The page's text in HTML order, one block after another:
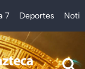
7 Deportes